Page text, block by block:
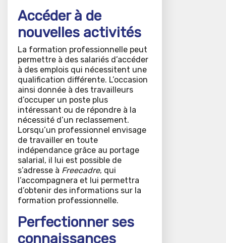
Accéder à de
nouvelles activités
La formation professionnelle peut
permettre à des salariés d’accéder
à des emplois qui nécessitent une
qualification différente. L’occasion
ainsi donnée à des travailleurs
d’occuper un poste plus
intéressant ou de répondre à la
nécessité d’un reclassement.
Lorsqu’un professionnel envisage
de travailler en toute
indépendance grâce au portage
salarial, il lui est possible de
s’adresse à Freecadre, qui
l’accompagnera et lui permettra
d’obtenir des informations sur la
formation professionnelle.
Perfectionner ses
connaissances